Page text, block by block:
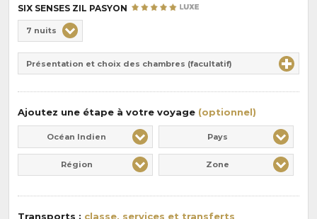
SIX SENSES ZIL PASYON
de
pension
:
Durée
7 nuits
Présentation et choix des chambres (facultatif)
Ajoutez une étape à votre voyage (optionnel)
Océan Indien Pays
Région Zone
Transports : classe, services et transferts